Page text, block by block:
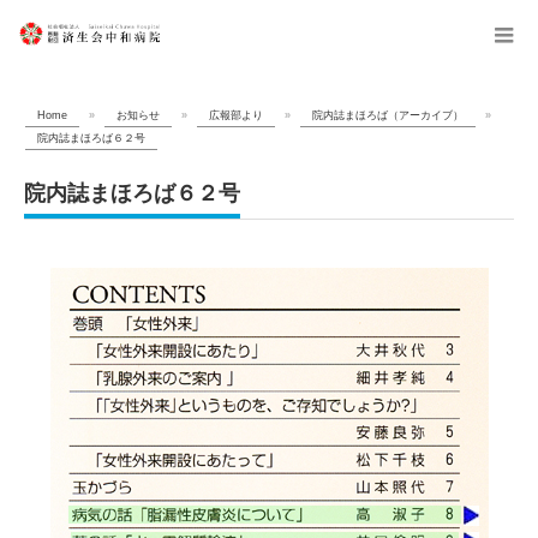
menu
Home » お知らせ » 広報部より » 院内誌まほろば（アーカイブ）
»
院内誌まほろば６２号
院内誌まほろば６２号